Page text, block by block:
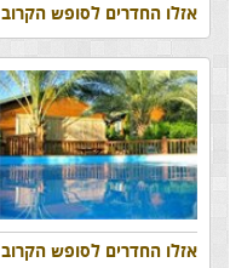
אזלו החדרים לסופש הקרוב
אזלו החדרים לסופש הקרוב